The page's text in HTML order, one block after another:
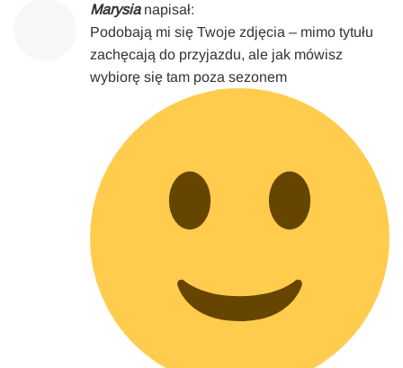
Marysia napisał:
Podobają mi się Twoje zdjęcia – mimo tytułu
zachęcają do przyjazdu, ale jak mówisz
wybiorę się tam poza sezonem